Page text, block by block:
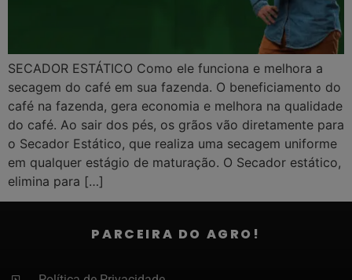
SECADOR ESTÁTICO Como ele funciona e melhora a
secagem do café em sua fazenda. O beneficiamento do
café na fazenda, gera economia e melhora na qualidade
do café. Ao sair dos pés, os grãos vão diretamente para
o Secador Estático, que realiza uma secagem uniforme
em qualquer estágio de maturação. O Secador estático,
elimina para […]
PARCEIRA DO AGRO!